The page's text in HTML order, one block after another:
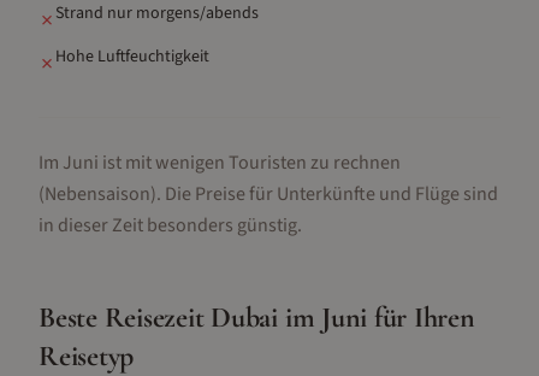
✗ Strand nur morgens/abends
✗ Hohe Luftfeuchtigkeit
Im Juni ist mit wenigen Touristen zu rechnen
(Nebensaison). Die Preise für Unterkünfte und Flüge sind
in dieser Zeit besonders günstig.
Beste Reisezeit Dubaiim Juni für Ihren
Reisetyp